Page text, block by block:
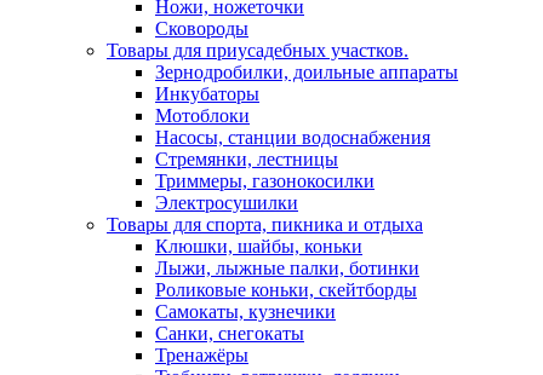
Ножи, ножеточки
Сковороды
Товары для приусадебных участков.
Зернодробилки, доильные аппараты
Инкубаторы
Мотоблоки
Насосы, станции водоснабжения
Стремянки, лестницы
Триммеры, газонокосилки
Электросушилки
Товары для спорта, пикника и отдыха
Клюшки, шайбы, коньки
Лыжи, лыжные палки, ботинки
Роликовые коньки, скейтборды
Самокаты, кузнечики
Санки, снегокаты
Тренажёры